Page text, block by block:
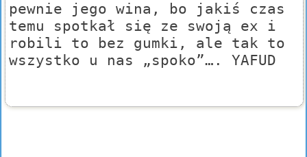
pewnie jego wina, bo jakiś czas
temu spotkał się ze swoją ex i
robili to bez gumki, ale tak to
wszystko u nas „spoko”…. YAFUD